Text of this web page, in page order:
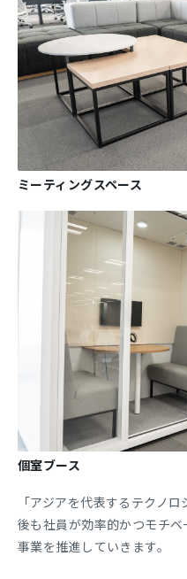
ミーティングスペース
個室ブース
「アジアを代表するテクノ
後も社員が効率的かつモチベ
事業を推進していきます。